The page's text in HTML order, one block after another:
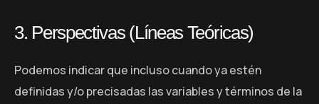
3. Perspectivas (Líneas Teóricas)
Podemos indicar que incluso cuando ya estén
definidas y/o precisadas las variables y términos de la